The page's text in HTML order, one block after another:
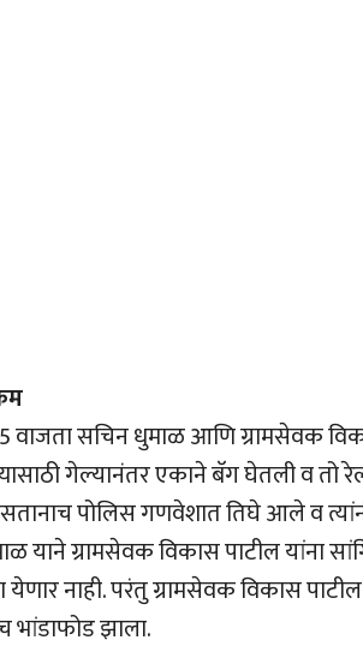
वाजता सचिन धुमाळ आणि ग्रामसेवक
गेल्यानंतर एकाने बॅग घेतली व तो
पोलिस गणवेशात तिघे आले व
याने ग्रामसेवक विकास पाटील
नाही. परंतु ग्रामसेवक विकास
झाला.